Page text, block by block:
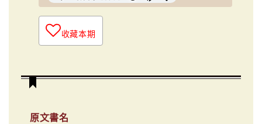
收藏本期
原文書名